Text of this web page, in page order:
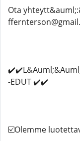
Ota
-EDUT ✔️✔️
☑️Olemme